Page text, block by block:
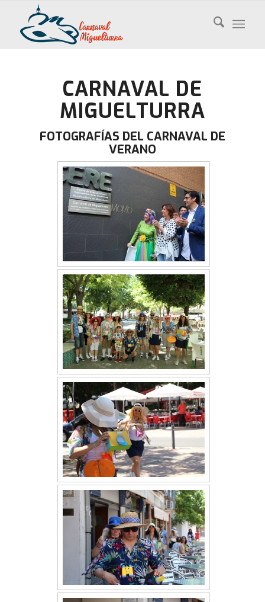
CARNAVAL DE
MIGUELTURRA
FOTOGRAFÍAS DEL CARNAVAL DE
VERANO